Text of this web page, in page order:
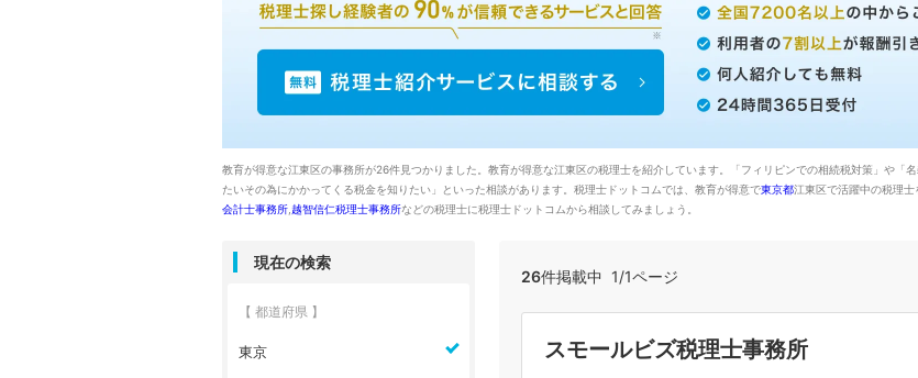
教育が得意な江東区の事務所が26件見つかりました。教育が得意な江東区の税理士を紹介しています。「フィリピンでの相続税対策」や「
たいその為にかかってくる税金を知りたい」といった相談があります。税理士ドットコムでは、教育が得意で東京都江東区で活躍中の税理士
会計士事務所 越智信仁税理士事務所などの税理士に税理士ドットコムから相談してみましょう。
26件掲載中 1/1ページ
スモールビズ税理士事務所
現在の検索
【 都道府県 】
東京